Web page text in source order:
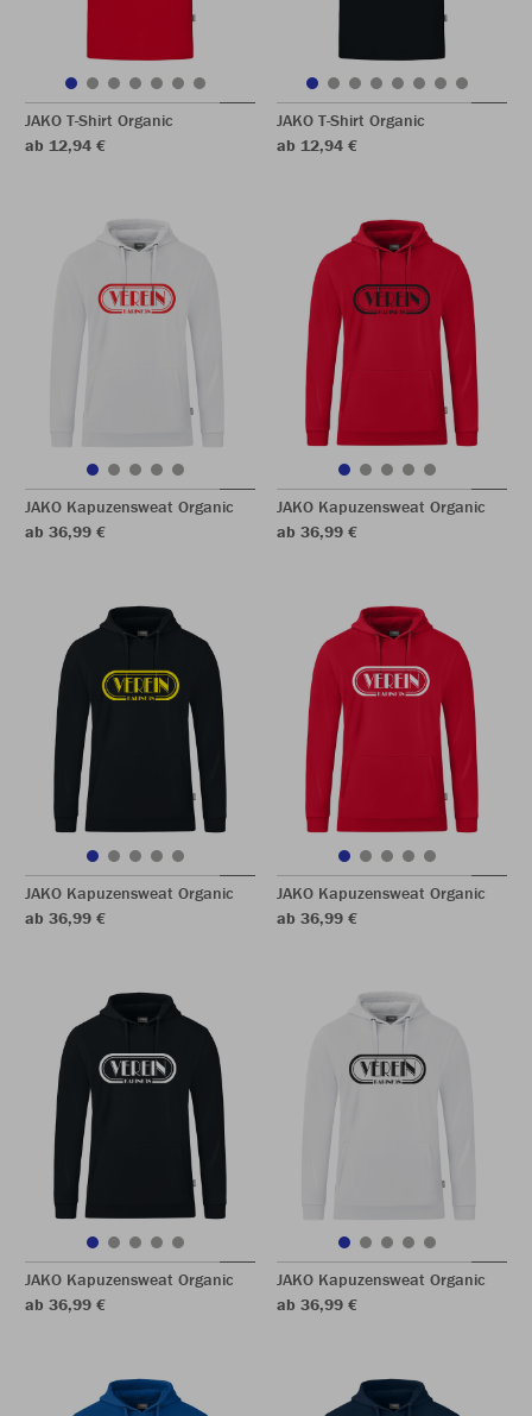
JAKO T-Shirt Organic
ab 12,94 €
JAKO T-Shirt Organic
ab 12,94 €
JAKO Kapuzensweat Organic
ab 36,99 €
JAKO Kapuzensweat Organic
ab 36,99 €
JAKO Kapuzensweat Organic
ab 36,99 €
JAKO Kapuzensweat Organic
ab 36,99 €
JAKO Kapuzensweat Organic
ab 36,99 €
JAKO Kapuzensweat Organic
ab 36,99 €